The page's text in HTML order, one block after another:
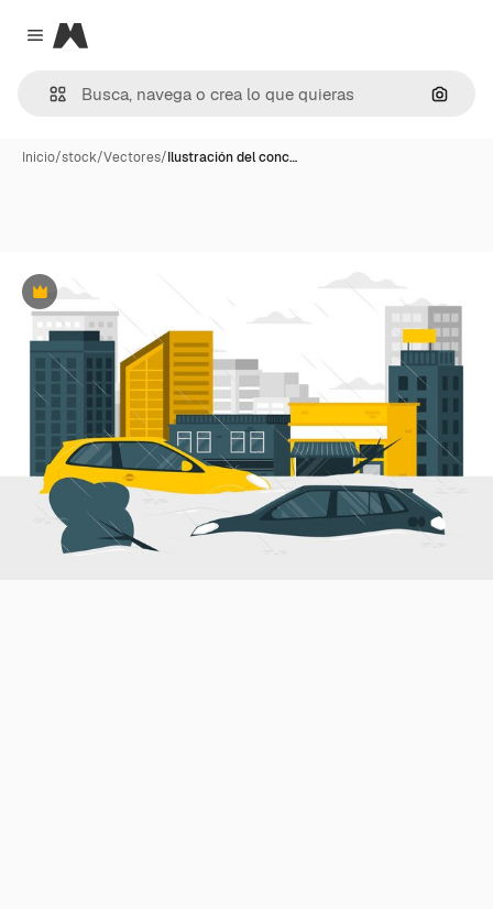
Close menu
Magnific
Inicio/stock/Vectores/Ilustración del conc…
Premium